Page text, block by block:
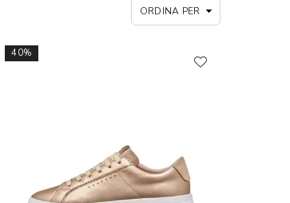
40%